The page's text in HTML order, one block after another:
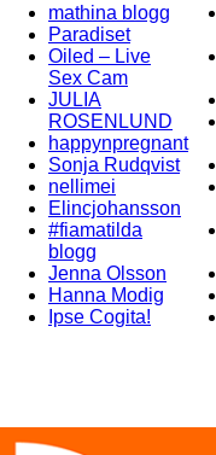
mathina blogg
Paradiset
Oiled – Live
Sex Cam
JULIA
ROSENLUND
happynpregnant
Sonja Rudqvist
nellimei
Elincjohansson
#fiamatilda
blogg
Jenna Olsson
Hanna Modig
Ipse Cogita!